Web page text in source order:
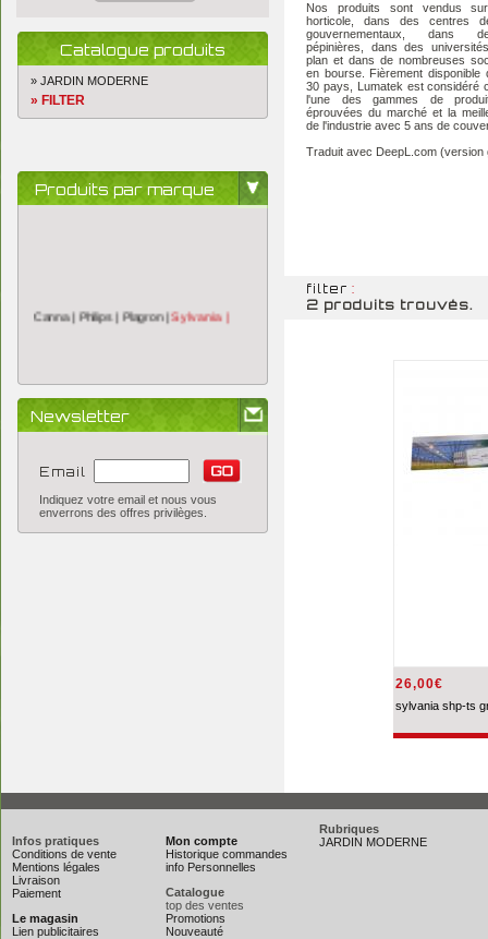
Catalogue produits
» JARDIN MODERNE
» FILTER
Produits par marque
Newsletter
Email
Indiquez votre email et nous vous
enverrons des offres privilèges.
Nos produits sont vendus
horticole, dans des centres
gouvernementaux, dans
pépinières, dans des
plan et dans de nombreuses
en bourse. Fièrement disponible
30 pays, Lumatek est considéré
l'une des gammes de
éprouvées du marché et la
de l'industrie avec 5 ans de
Traduit avec DeepL.com (version
filter :
2 produits trouvés.
26,00€
sylvania shp-ts
Infos pratiques
Conditions de vente
Mentions légales
Livraison
Paiement
Le magasin
Lien publicitaires
Mon compte
Historique commandes
info Personnelles
Catalogue
top des ventes
Promotions
Nouveauté
Rubriques
JARDIN MODERNE